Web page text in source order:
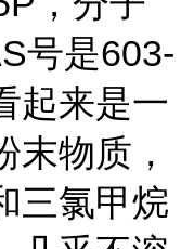
号是603-
起来是一
末物质，
三氯甲烷